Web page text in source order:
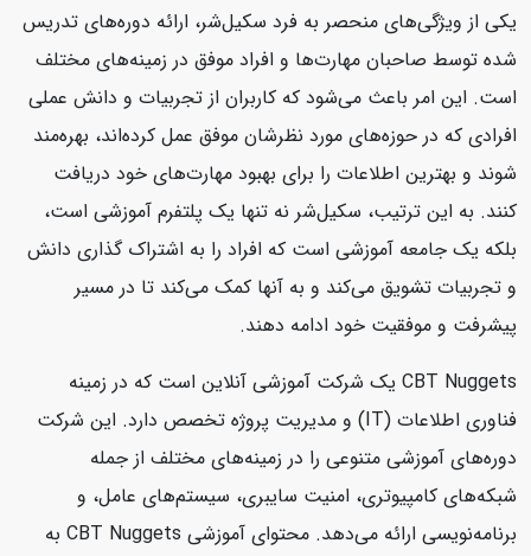
یکی از ویژگی‌های منحصر به فرد سکیل‌شر، ارائه دوره‌های تدریس
شده توسط صاحبان مهارت‌ها و افراد موفق در زمینه‌های مختلف
است. این امر باعث می‌شود که کاربران از تجربیات و دانش عملی
افرادی که در حوزه‌های مورد نظرشان موفق عمل کرده‌اند، بهره‌مند
شوند و بهترین اطلاعات را برای بهبود مهارت‌های خود دریافت
کنند. به این ترتیب، سکیل‌شر نه تنها یک پلتفرم آموزشی است،
بلکه یک جامعه آموزشی است که افراد را به اشتراک گذاری دانش
و تجربیات تشویق می‌کند و به آنها کمک می‌کند تا در مسیر
پیشرفت و موفقیت خود ادامه دهند.
CBT Nuggets یک شرکت آموزشی آنلاین است که در زمینه
فناوری اطلاعات (IT) و مدیریت پروژه تخصص دارد. این شرکت
دوره‌های آموزشی متنوعی را در زمینه‌های مختلف از جمله
شبکه‌های کامپیوتری، امنیت سایبری، سیستم‌های عامل، و
برنامه‌نویسی ارائه می‌دهد. محتوای آموزشی CBT Nuggets به